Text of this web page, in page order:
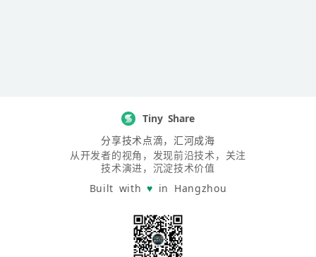
Tiny Share
分享技术点滴，汇河成海
从开发者的视角，发现前沿技术，关注
技术演进，沉淀技术价值
Built with♥ in Hangzhou